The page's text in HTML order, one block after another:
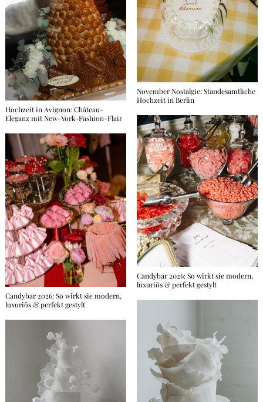
Hochzeit in Avignon: Château-
Eleganz mit New-York-Fashion-Flair
November Nostalgie: Standesamtliche
Hochzeit in Berlin
Candybar 2026: So wirkt sie modern,
luxuriös & perfekt gestylt
Candybar 2026: So wirkt sie modern,
luxuriös & perfekt gestylt